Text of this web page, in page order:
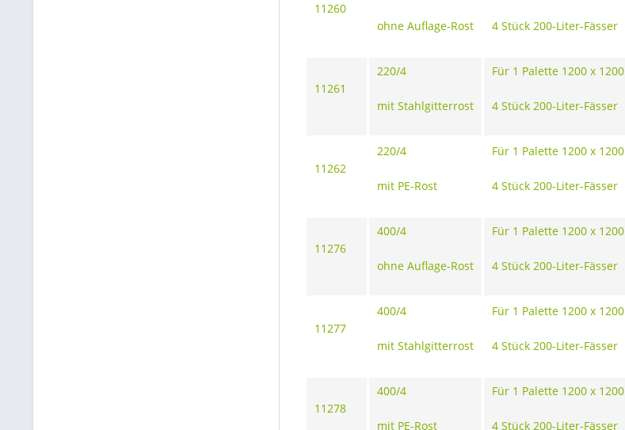
11260
ohne Auflage-Rost 4 Stück 200-Liter-Fässer
11261
220/4
mit Stahlgitterrost
Für 1 Palette 1200 x 1200
4 Stück 200-Liter-Fässer
11262
220/4
mit PE-Rost
Für 1 Palette 1200 x 1200
4 Stück 200-Liter-Fässer
11276
400/4
ohne Auflage-Rost
Für 1 Palette 1200 x 1200
4 Stück 200-Liter-Fässer
11277
400/4
mit Stahlgitterrost
Für 1 Palette 1200 x 1200
4 Stück 200-Liter-Fässer
11278
400/4
mit PE-Rost
Für 1 Palette 1200 x 1200
4 Stück 200-Liter-Fässer